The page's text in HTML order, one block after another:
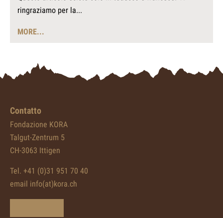
ringraziamo per la...
MORE...
Contatto
Fondazione KORA
Talgut-Zentrum 5
CH-3063 Ittigen
Tel. +41 (0)31 951 70 40
email info(at)kora.ch